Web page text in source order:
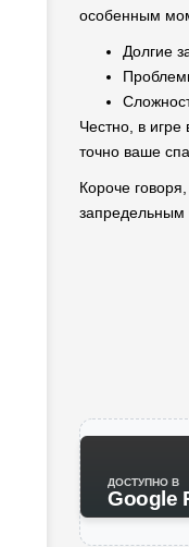
особенным
Долгие
Честно, в
точно ваше
Короче
запредельным
ДОСТУПНО В
Google